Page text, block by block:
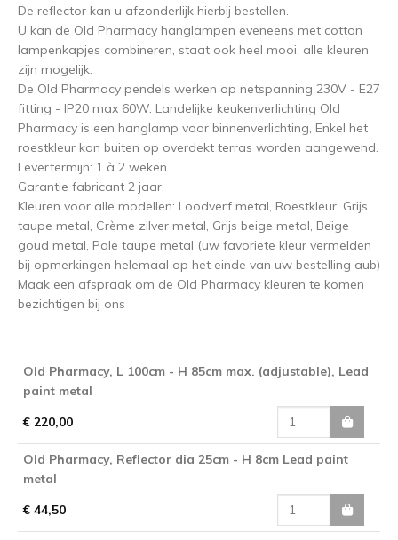
De reflector kan u afzonderlijk hierbij bestellen.
U kan de Old Pharmacy hanglampen eveneens met cotton
lampenkapjes combineren, staat ook heel mooi, alle kleuren
zijn mogelijk.
De Old Pharmacy pendels werken op netspanning 230V - E27
fitting - IP20 max 60W. Landelijke keukenverlichting Old
Pharmacy is een hanglamp voor binnenverlichting, Enkel het
roestkleur kan buiten op overdekt terras worden aangewend.
Levertermijn: 1 à 2 weken.
Garantie fabricant 2 jaar.
Kleuren voor alle modellen: Loodverf metal, Roestkleur, Grijs
taupe metal, Crème zilver metal, Grijs beige metal, Beige
goud metal, Pale taupe metal (uw favoriete kleur vermelden
bij opmerkingen helemaal op het einde van uw bestelling aub)
Maak een afspraak om de Old Pharmacy kleuren te komen
bezichtigen bij ons
Old Pharmacy, L 100cm - H 85cm max. (adjustable), Lead
paint metal
€ 220,00
Old Pharmacy, Reflector dia 25cm - H 8cm Lead paint
metal
€ 44,50